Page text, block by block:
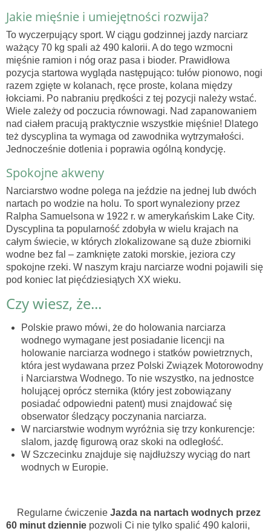
Jakie mięśnie i umiejętności rozwija?
To wyczerpujący sport. W ciągu godzinnej jazdy narciarz
ważący 70 kg spali aż 490 kalorii. A do tego wzmocni
mięśnie ramion i nóg oraz pasa i bioder. Prawidłowa
pozycja startowa wygląda następująco: tułów pionowo, nogi
razem zgięte w kolanach, ręce proste, kolana między
łokciami. Po nabraniu prędkości z tej pozycji należy wstać.
Wiele zależy od poczucia równowagi. Nad zapanowaniem
nad ciałem pracują praktycznie wszystkie mięśnie! Dlatego
też dyscyplina ta wymaga od zawodnika wytrzymałości.
Jednocześnie dotlenia i poprawia ogólną kondycję.
Spokojne akweny
Narciarstwo wodne polega na jeździe na jednej lub dwóch
nartach po wodzie na holu. To sport wynaleziony przez
Ralpha Samuelsona w 1922 r. w amerykańskim Lake City.
Dyscyplina ta popularność zdobyła w wielu krajach na
całym świecie, w których zlokalizowane są duże zbiorniki
wodne bez fal – zamknięte zatoki morskie, jeziora czy
spokojne rzeki. W naszym kraju narciarze wodni pojawili się
pod koniec lat pięćdziesiątych XX wieku.
Czy wiesz, że...
Polskie prawo mówi, że do holowania narciarza
wodnego wymagane jest posiadanie licencji na
holowanie narciarza wodnego i statków powietrznych,
która jest wydawana przez Polski Związek Motorowodny
i Narciarstwa Wodnego. To nie wszystko, na jednostce
holującej oprócz sternika (który jest zobowiązany
posiadać odpowiedni patent) musi znajdować się
obserwator śledzący poczynania narciarza.
W narciarstwie wodnym wyróżnia się trzy konkurencje:
slalom, jazdę figurową oraz skoki na odległość.
W Szczecinku znajduje się najdłuższy wyciąg do nart
wodnych w Europie.
Regularne ćwiczenie Jazda na nartach wodnych przez
60 minut dziennie pozwoli Ci nie tylko spalić 490 kalorii,